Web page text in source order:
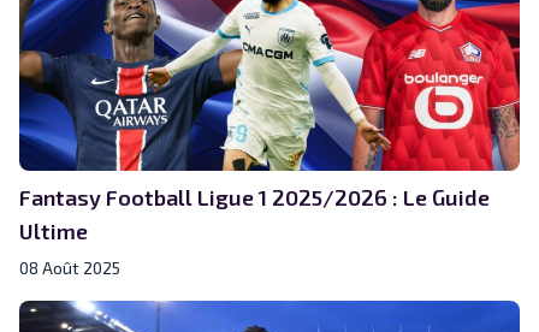
Fantasy Football Ligue 1 2025/2026 : Le Guide
Ultime
08 Août 2025